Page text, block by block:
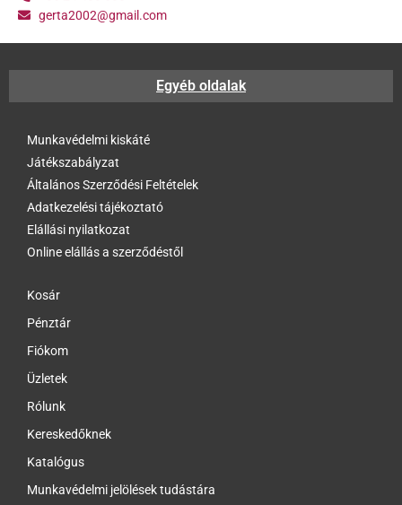
gerta2002@gmail.com
Egyéb oldalak
Munkavédelmi kiskáté
Játékszabályzat
Általános Szerződési Feltételek
Adatkezelési tájékoztató
Elállási nyilatkozat
Online elállás a szerződéstől
Kosár
Pénztár
Fiókom
Üzletek
Rólunk
Kereskedőknek
Katalógus
Munkavédelmi jelölések tudástára